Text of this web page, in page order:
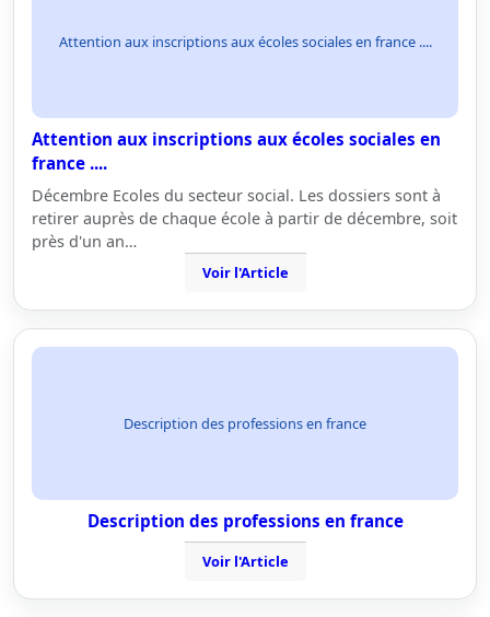
Attention aux inscriptions aux écoles sociales en france ....
Attention aux inscriptions aux écoles sociales en
france ....
Décembre Ecoles du secteur social. Les dossiers sont à
retirer auprès de chaque école à partir de décembre, soit
près d'un an…
Voir l'Article
Description des professions en france
Description des professions en france
Voir l'Article